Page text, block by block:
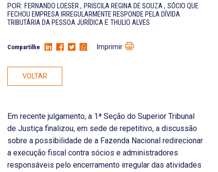
POR: FERNANDO LOESER, PRISCILA REGINA DE SOUZA, SÓCIO QUE
FECHOU EMPRESA IRREGULARMENTE RESPONDE PELA DÍVIDA
TRIBUTÁRIA DA PESSOA JURÍDICA E THULIO ALVES
Compartilhe Imprimir
VOLTAR
Em recente julgamento, a 1ª Seção do Superior Tribunal
de Justiça finalizou, em sede de repetitivo, a discussão
sobre a possibilidade de a Fazenda Nacional redirecionar
a execução fiscal contra sócios e administradores
responsáveis pelo encerramento irregular das atividades